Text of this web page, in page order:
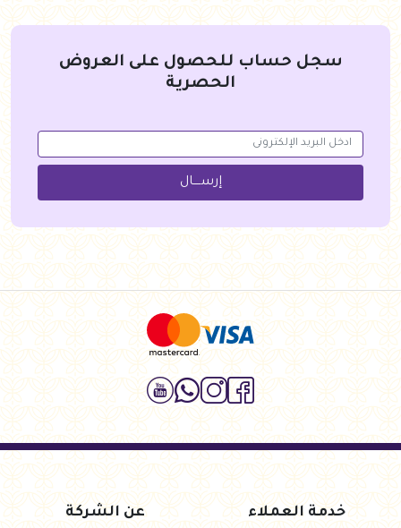
سجل حساب للحصول على العروض
الحصرية
إرســــال
خدمة العملاء عن الشركة